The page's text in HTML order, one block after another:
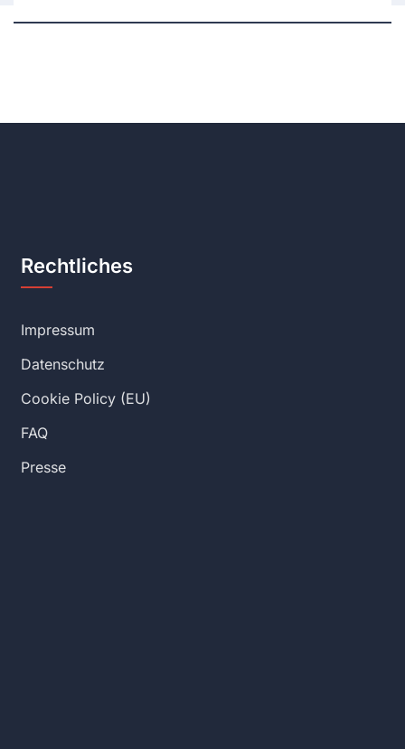
Rechtliches
Impressum
Datenschutz
Cookie Policy (EU)
FAQ
Presse